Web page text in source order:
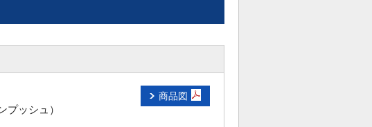
プッシュ）
商品図